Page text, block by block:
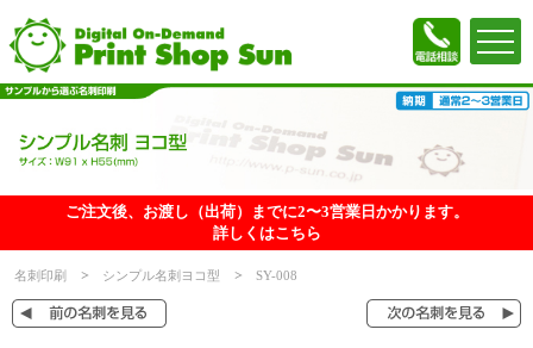
ご注文後、お渡し（出荷）までに2〜3営業日かかります。
詳しくはこちら
名刺印刷 シンプル名刺ヨコ型 SY-008